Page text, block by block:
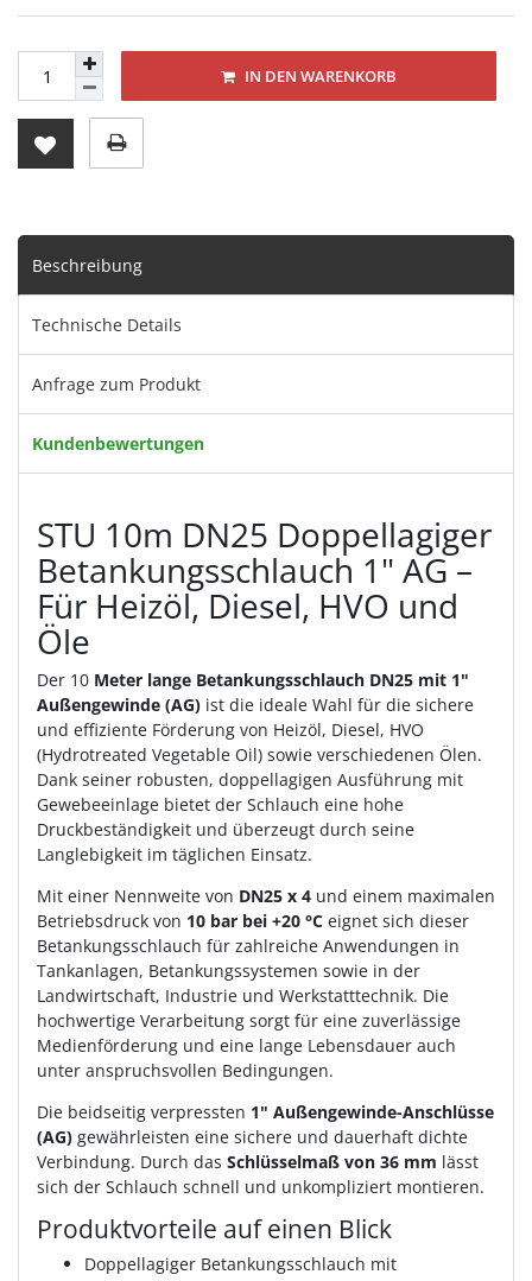
IN DEN WARENKORB
Beschreibung
Technische Details
Anfrage zum Produkt
Kundenbewertungen
STU 10m DN25 Doppellagiger
Betankungsschlauch 1" AG –
Für Heizöl, Diesel, HVO und
Öle
Der 10 Meter lange Betankungsschlauch DN25 mit 1"
Außengewinde (AG) ist die ideale Wahl für die sichere
und effiziente Förderung von Heizöl, Diesel, HVO
(Hydrotreated Vegetable Oil) sowie verschiedenen Ölen.
Dank seiner robusten, doppellagigen Ausführung mit
Gewebeeinlage bietet der Schlauch eine hohe
Druckbeständigkeit und überzeugt durch seine
Langlebigkeit im täglichen Einsatz.
Mit einer Nennweite von DN25 x 4 und einem maximalen
Betriebsdruck von 10 bar bei +20 °C eignet sich dieser
Betankungsschlauch für zahlreiche Anwendungen in
Tankanlagen, Betankungssystemen sowie in der
Landwirtschaft, Industrie und Werkstatttechnik. Die
hochwertige Verarbeitung sorgt für eine zuverlässige
Medienförderung und eine lange Lebensdauer auch
unter anspruchsvollen Bedingungen.
Die beidseitig verpressten 1" Außengewinde-Anschlüsse
(AG) gewährleisten eine sichere und dauerhaft dichte
Verbindung. Durch das Schlüsselmaß von 36 mm lässt
sich der Schlauch schnell und unkompliziert montieren.
Produktvorteile auf einen Blick
Doppellagiger Betankungsschlauch mit